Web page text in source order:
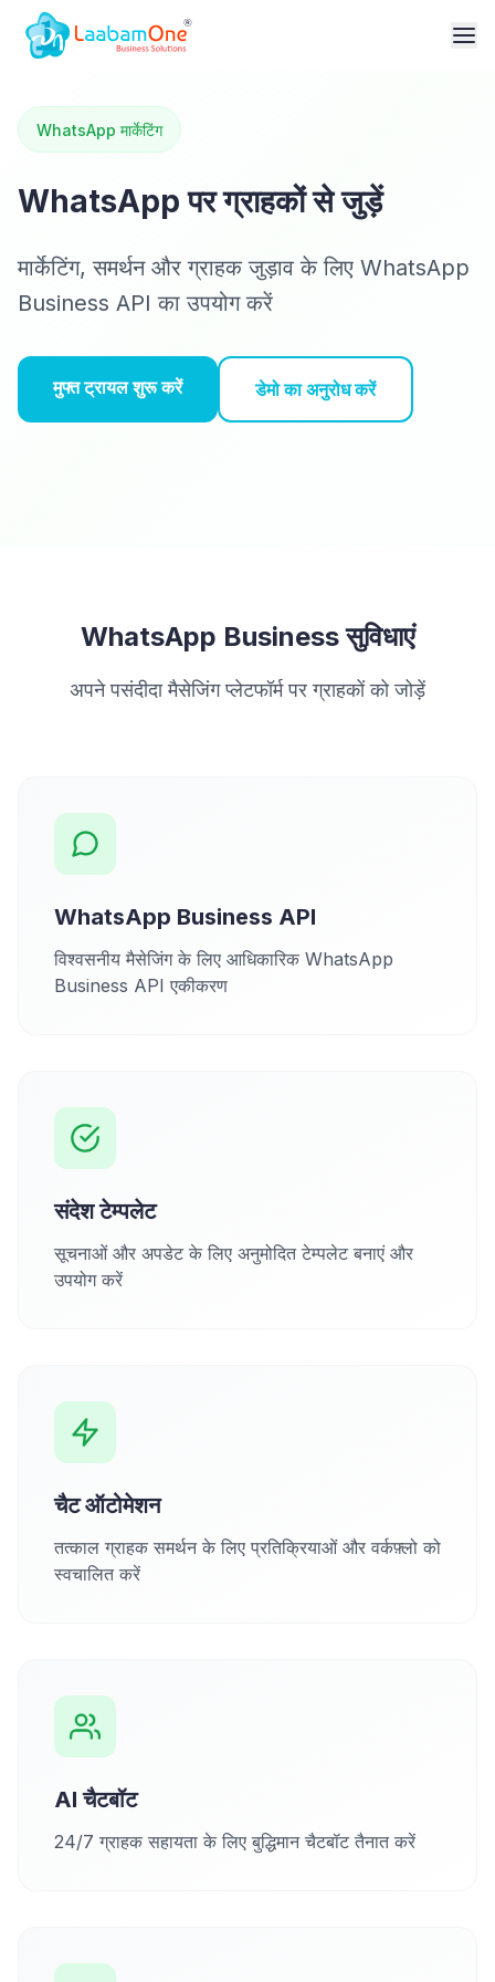
WhatsApp मार्केटिंग
WhatsApp पर ग्राहकों से जुड़ें
मार्केटिंग, समर्थन और ग्राहक जुड़ाव के लिए WhatsApp
Business API का उपयोग करें
मुफ्त ट्रायल शुरू करें डेमो का अनुरोध करें
WhatsApp Business सुविधाएं
अपने पसंदीदा मैसेजिंग प्लेटफॉर्म पर ग्राहकों को जोड़ें
WhatsApp Business API
विश्वसनीय मैसेजिंग के लिए आधिकारिक WhatsApp
Business API एकीकरण
संदेश टेम्पलेट
सूचनाओं और अपडेट के लिए अनुमोदित टेम्पलेट बनाएं और
उपयोग करें
चैट ऑटोमेशन
तत्काल ग्राहक समर्थन के लिए प्रतिक्रियाओं और वर्कफ़्लो को
स्वचालित करें
AI चैटबॉट
24/7 ग्राहक सहायता के लिए बुद्धिमान चैटबॉट तैनात करें